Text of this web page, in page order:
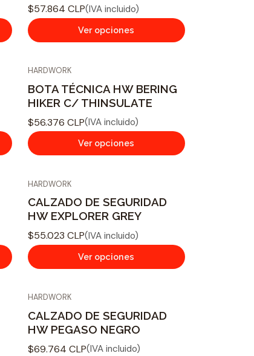
$57.864 CLP(IVA incluido)
Ver opciones
HARDWORK
BOTA TÉCNICA HW BERING
HIKER C/ THINSULATE
$56.376 CLP(IVA incluido)
Ver opciones
HARDWORK
CALZADO DE SEGURIDAD
HW EXPLORER GREY
$55.023 CLP(IVA incluido)
Ver opciones
HARDWORK
CALZADO DE SEGURIDAD
HW PEGASO NEGRO
$69.764 CLP(IVA incluido)